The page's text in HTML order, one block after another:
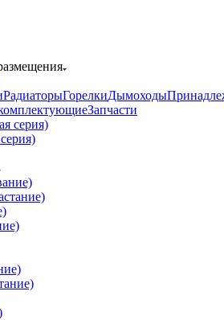
РадиаторыГорелкиДымоходы
Запчасти